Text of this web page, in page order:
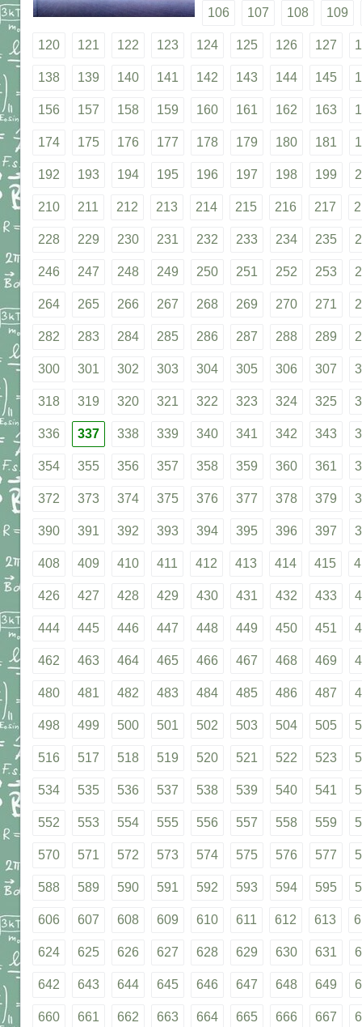
106 107 108 109
120 121 122 123 124 125 126 127
138 139 140 141 142 143 144 145
156 157 158 159 160 161 162 163
174 175 176 177 178 179 180 181
192 193 194 195 196 197 198 199
210 211 212 213 214 215 216 217
228 229 230 231 232 233 234 235
246 247 248 249 250 251 252 253
264 265 266 267 268 269 270 271
282 283 284 285 286 287 288 289
300 301 302 303 304 305 306 307
318 319 320 321 322 323 324 325
336 337 338 339 340 341 342 343
354 355 356 357 358 359 360 361
372 373 374 375 376 377 378 379
390 391 392 393 394 395 396 397
408 409 410 411 412 413 414 415
426 427 428 429 430 431 432 433
444 445 446 447 448 449 450 451
462 463 464 465 466 467 468 469
480 481 482 483 484 485 486 487
498 499 500 501 502 503 504 505
516 517 518 519 520 521 522 523
534 535 536 537 538 539 540 541
552 553 554 555 556 557 558 559
570 571 572 573 574 575 576 577
588 589 590 591 592 593 594 595
606 607 608 609 610 611 612 613
624 625 626 627 628 629 630 631
642 643 644 645 646 647 648 649
660 661 662 663 664 665 666 667